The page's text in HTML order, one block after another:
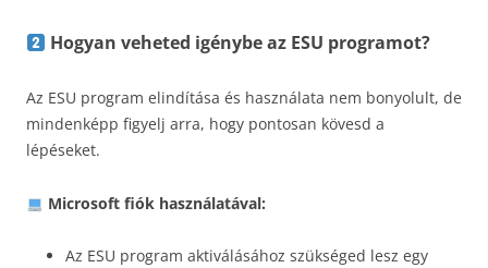
Hogyan veheted igénybe az ESU programot?
Az ESU program elindítása és használata nem bonyolult, de
mindenképp figyelj arra, hogy pontosan kövesd a
lépéseket.
Microsoft fiók használatával:
Az ESU program aktiválásához szükséged lesz egy